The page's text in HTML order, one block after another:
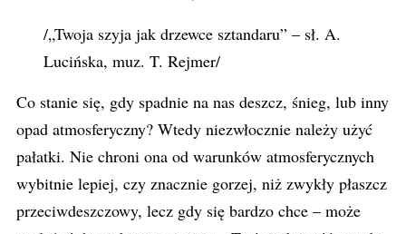
/„Twoja szyja jak drzewce sztandaru” – sł. A.
Lucińska, muz. T. Rejmer/
Co stanie się, gdy spadnie na nas deszcz, śnieg, lub inny
opad atmosferyczny? Wtedy niezwłocznie należy użyć
pałatki. Nie chroni ona od warunków atmosferycznych
wybitnie lepiej, czy znacznie gorzej, niż zwykły płaszcz
przeciwdeszczowy, lecz gdy się bardzo chce – może